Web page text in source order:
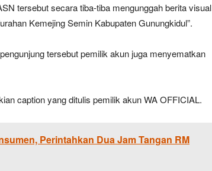
tersebut secara tiba-tiba mengunggah berita visual
Kemejing Semin Kabupaten Gunungkidul”.
tersebut pemilik akun juga menyematkan
caption yang ditulis pemilik akun WA OFFICIAL.
Perintahkan Dua Jam Tangan RM